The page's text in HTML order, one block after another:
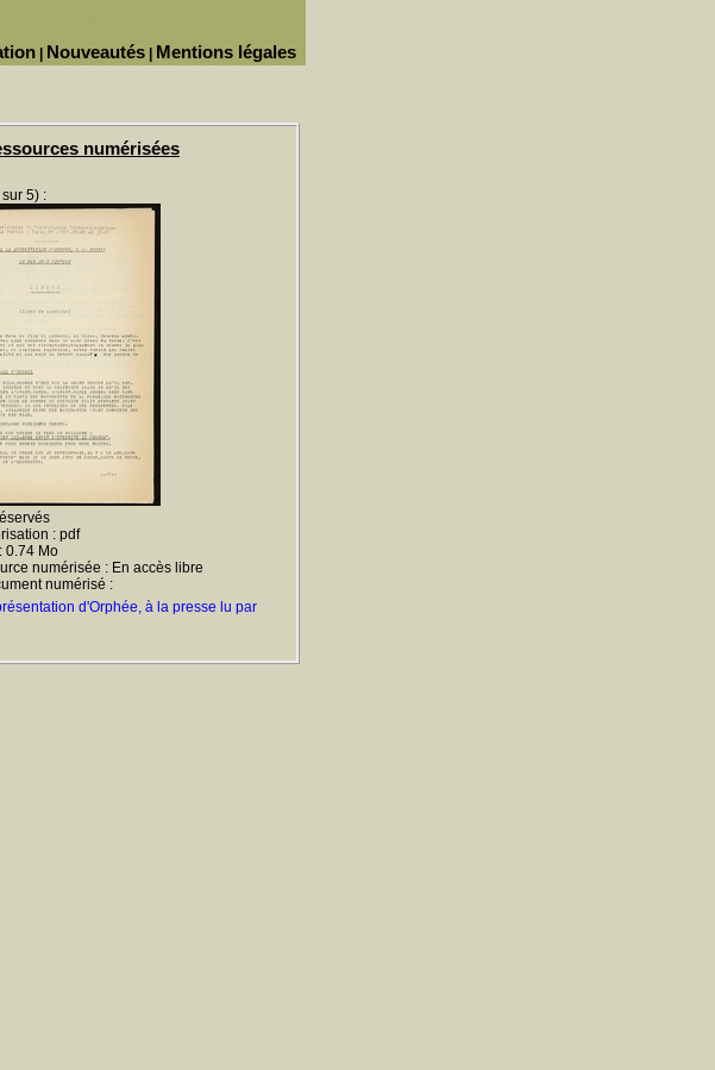
Mentions légales
Nouveautés
numérisées
5) :
: pdf
0.74 Mo
numérisée : En accès libre
numérisé :
d'Orphée, à la presse lu par